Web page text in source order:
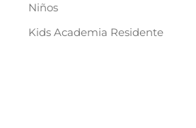
Niños
Kids Academia Residente